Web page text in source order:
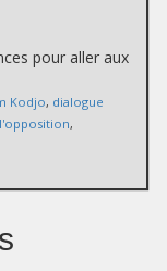
pour aller aux
Kodjo, dialogue
,